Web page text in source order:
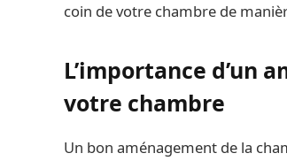
coin de votre chambre de
L’importance d’un
votre chambre
Un bon aménagement de la